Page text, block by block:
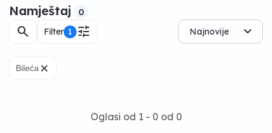
Namještaj 0
search Filter 1 tune Najnovije
Bileća×
Oglasi od 1 - 0 od 0